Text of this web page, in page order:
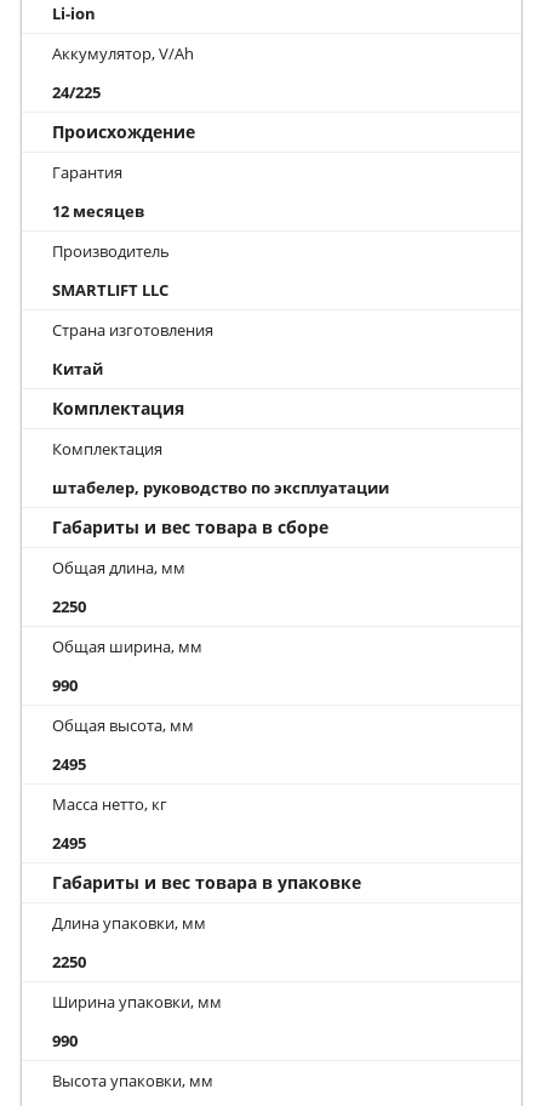
Li-ion
Аккумулятор, V/Ah
24/225
Происхождение
Гарантия
12 месяцев
Производитель
SMARTLIFT LLC
Страна изготовления
Китай
Комплектация
Комплектация
штабелер, руководство по эксплуатации
Габариты и вес товара в сборе
Общая длина, мм
2250
Общая ширина, мм
990
Общая высота, мм
2495
Масса нетто, кг
2495
Габариты и вес товара в упаковке
Длина упаковки, мм
2250
Ширина упаковки, мм
990
Высота упаковки, мм